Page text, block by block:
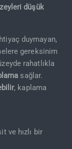
düşük
duymayan,
gereksinim
rahatlıkla
sağlar.
, kaplama
ve hızlı bir